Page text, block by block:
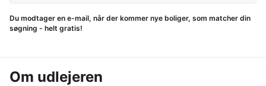
Du modtager en e-mail, når der kommer nye boliger, som matcher din
søgning - helt gratis!
Om udlejeren